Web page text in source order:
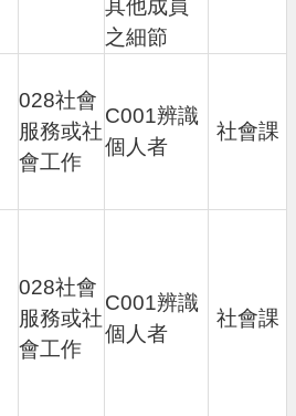
其他成員
之細節
028社會
服務或社
會工作
C001辨識
個人者
社會課
028社會
服務或社
會工作
C001辨識
個人者
社會課